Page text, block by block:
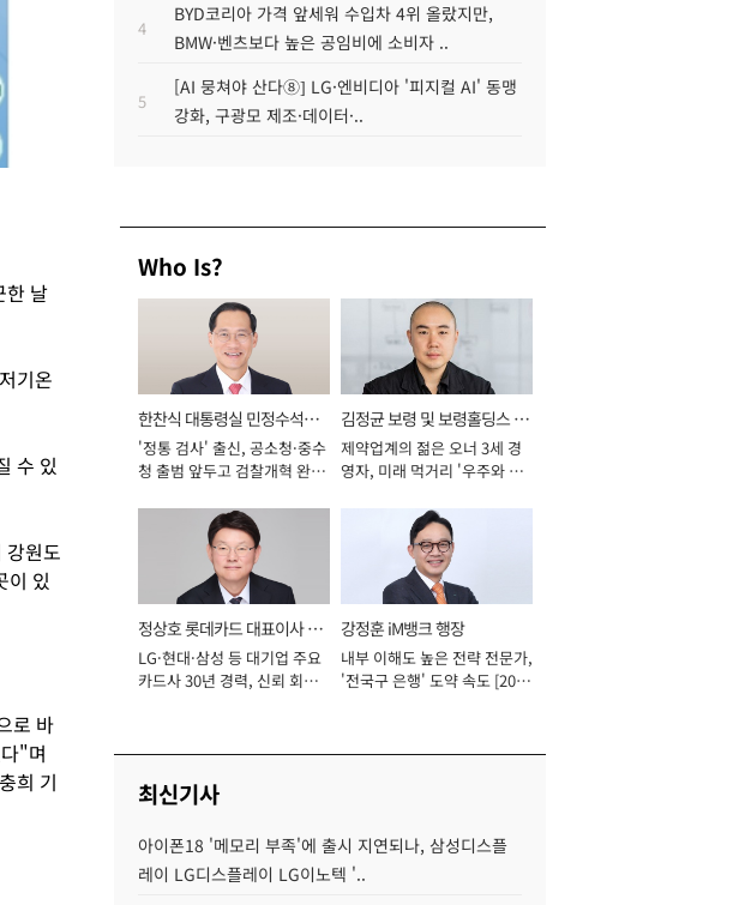
한 날
기온
수 있
강원도
이 있
로 바
"며
희 기
4
BYD코리아 가격 앞세워 수입차 4위 올랐지만,
BMW·벤츠보다 높은 공임비에 소비자 ..
5
[AI 뭉쳐야 산다⑧] LG·엔비디아 '피지컬 AI' 동맹
강화, 구광모 제조·데이터·..
Who Is?
한찬식 대통령실 민정수석비
서관
'정통 검사' 출신, 공소청·중수
청 출범 앞두고 검찰개혁 완수
김정균 보령 및 보령홀딩스 대
표이사 사장
제약업계의 젊은 오너 3세 경
영자, 미래 먹거리 '우주와 헬
정상호 롯데카드 대표이사 사
장
LG·현대·삼성 등 대기업 주요
카드사 30년 경력, 신뢰 회복
강정훈 iM뱅크 행장
내부 이해도 높은 전략 전문가,
'전국구 은행' 도약 속도 [2026
최신기사
아이폰18 '메모리 부족'에 출시 지연되나, 삼성디스플
레이 LG디스플레이 LG이노텍 '..